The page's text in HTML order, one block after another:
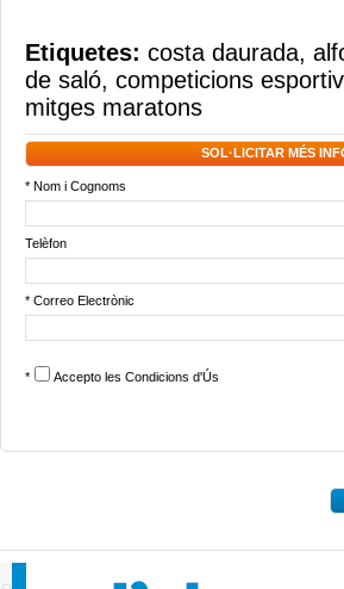
Etiquetes: costa daurada,
de saló, competicions
mitges maratons
SOL·LICITAR MÉS
* Nom i Cognoms
Telèfon
* Correo Electrònic
* Accepto les Condicions d'Ús